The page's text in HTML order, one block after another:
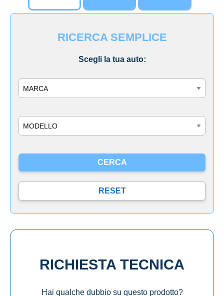
RICERCA SEMPLICE
Scegli la tua auto:
RICHIESTA TECNICA
Hai qualche dubbio su questo prodotto?